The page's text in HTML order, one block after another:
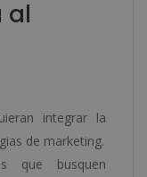
al
integrar la
de marketing.
que busquen